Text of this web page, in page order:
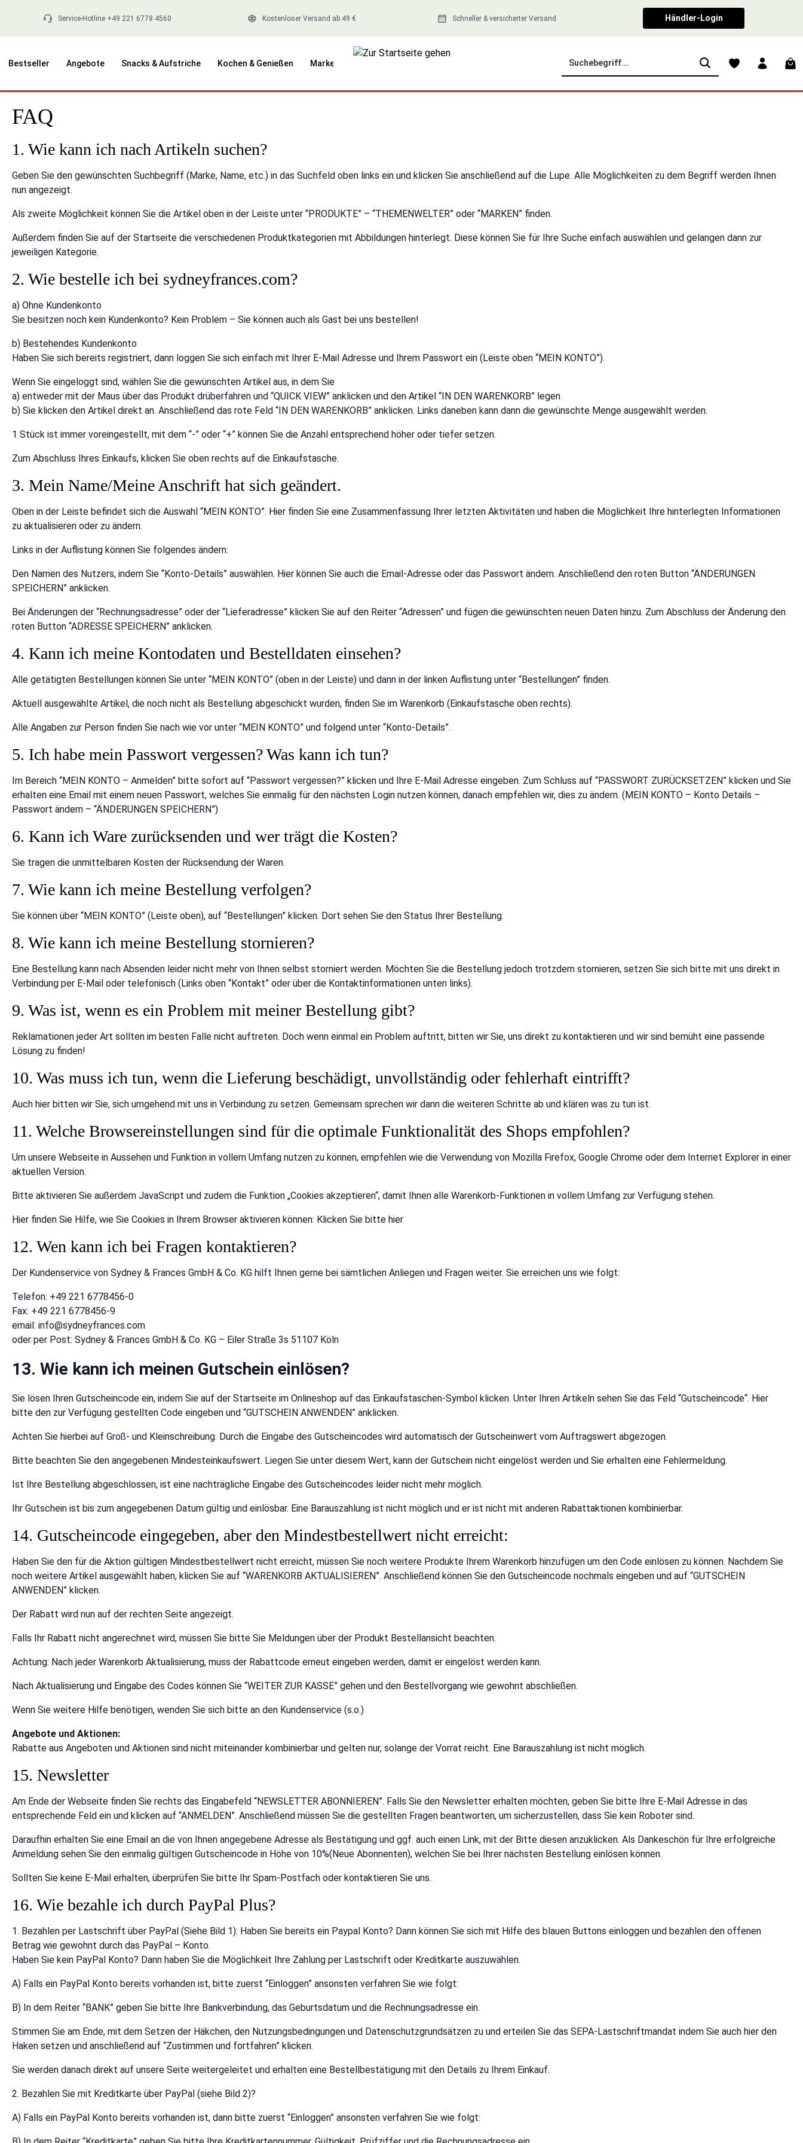
Zur Hauptnavigation springen
Service-Hotline +49 221 6778 4560 Kostenloser Versand ab 49 € Schneller & versicherter Versand Händler-Login
Bestseller Angebote Snacks & Aufstriche Kochen & Genießen Marken
FAQ
1. Wie kann ich nach Artikeln suchen?
Geben Sie den gewünschten Suchbegriff (Marke, Name, etc.) in das Suchfeld oben links ein und klicken Sie anschließend auf die Lupe. Alle Möglichkeiten zu dem Begriff werden Ihnen
nun angezeigt.
Als zweite Möglichkeit können Sie die Artikel oben in der Leiste unter “PRODUKTE” – “THEMENWELTER” oder “MARKEN” finden.
Außerdem finden Sie auf der Startseite die verschiedenen Produktkategorien mit Abbildungen hinterlegt. Diese können Sie für Ihre Suche einfach auswählen und gelangen dann zur
jeweiligen Kategorie.
2. Wie bestelle ich bei sydneyfrances.com?
a) Ohne Kundenkonto
Sie besitzen noch kein Kundenkonto? Kein Problem – Sie können auch als Gast bei uns bestellen!
b) Bestehendes Kundenkonto
Haben Sie sich bereits registriert, dann loggen Sie sich einfach mit Ihrer E-Mail Adresse und Ihrem Passwort ein (Leiste oben “MEIN KONTO”).
Wenn Sie eingeloggt sind, wählen Sie die gewünschten Artikel aus, in dem Sie
a) entweder mit der Maus über das Produkt drüberfahren und “QUICK VIEW” anklicken und den Artikel “IN DEN WARENKORB” legen
b) Sie klicken den Artikel direkt an. Anschließend das rote Feld “IN DEN WARENKORB” anklicken. Links daneben kann dann die gewünschte Menge ausgewählt werden.
1 Stück ist immer voreingestellt, mit dem “-” oder “+” können Sie die Anzahl entsprechend höher oder tiefer setzen.
Zum Abschluss Ihres Einkaufs, klicken Sie oben rechts auf die Einkaufstasche.
3. Mein Name/Meine Anschrift hat sich geändert.
Oben in der Leiste befindet sich die Auswahl “MEIN KONTO”. Hier finden Sie eine Zusammenfassung Ihrer letzten Aktivitäten und haben die Möglichkeit Ihre hinterlegten Informationen
zu aktualisieren oder zu ändern.
Links in der Auflistung können Sie folgendes ändern:
Den Namen des Nutzers, indem Sie “Konto-Details” auswählen. Hier können Sie auch die Email-Adresse oder das Passwort ändern. Anschließend den roten Button “ÄNDERUNGEN
SPEICHERN” anklicken.
Bei Änderungen der “Rechnungsadresse” oder der “Lieferadresse” klicken Sie auf den Reiter “Adressen” und fügen die gewünschten neuen Daten hinzu. Zum Abschluss der Änderung den
roten Button “ADRESSE SPEICHERN” anklicken.
4. Kann ich meine Kontodaten und Bestelldaten einsehen?
Alle getätigten Bestellungen können Sie unter “MEIN KONTO” (oben in der Leiste) und dann in der linken Auflistung unter “Bestellungen” finden.
Aktuell ausgewählte Artikel, die noch nicht als Bestellung abgeschickt wurden, finden Sie im Warenkorb (Einkaufstasche oben rechts).
Alle Angaben zur Person finden Sie nach wie vor unter “MEIN KONTO” und folgend unter “Konto-Details”.
5. Ich habe mein Passwort vergessen? Was kann ich tun?
Im Bereich “MEIN KONTO – Anmelden” bitte sofort auf “Passwort vergessen?” klicken und Ihre E-Mail Adresse eingeben. Zum Schluss auf “PASSWORT ZURÜCKSETZEN” klicken und Sie
erhalten eine Email mit einem neuen Passwort, welches Sie einmalig für den nächsten Login nutzen können, danach empfehlen wir, dies zu ändern. (MEIN KONTO – Konto Details –
Passwort ändern – “ÄNDERUNGEN SPEICHERN”)
6. Kann ich Ware zurücksenden und wer trägt die Kosten?
Sie tragen die unmittelbaren Kosten der Rücksendung der Waren.
7. Wie kann ich meine Bestellung verfolgen?
Sie können über “MEIN KONTO” (Leiste oben), auf “Bestellungen” klicken. Dort sehen Sie den Status Ihrer Bestellung.
8. Wie kann ich meine Bestellung stornieren?
Eine Bestellung kann nach Absenden leider nicht mehr von Ihnen selbst storniert werden. Möchten Sie die Bestellung jedoch trotzdem stornieren, setzen Sie sich bitte mit uns direkt in
Verbindung per E-Mail oder telefonisch (Links oben “Kontakt” oder über die Kontaktinformationen unten links).
9. Was ist, wenn es ein Problem mit meiner Bestellung gibt?
Reklamationen jeder Art sollten im besten Falle nicht auftreten. Doch wenn einmal ein Problem auftritt, bitten wir Sie, uns direkt zu kontaktieren und wir sind bemüht eine passende
Lösung zu finden!
10. Was muss ich tun, wenn die Lieferung beschädigt, unvollständig oder fehlerhaft eintrifft?
Auch hier bitten wir Sie, sich umgehend mit uns in Verbindung zu setzen. Gemeinsam sprechen wir dann die weiteren Schritte ab und klären was zu tun ist.
11. Welche Browsereinstellungen sind für die optimale Funktionalität des Shops empfohlen?
Um unsere Webseite in Aussehen und Funktion in vollem Umfang nutzen zu können, empfehlen wie die Verwendung von Mozilla Firefox, Google Chrome oder dem Internet Explorer in einer
aktuellen Version.
Bitte aktivieren Sie außerdem JavaScript und zudem die Funktion „Cookies akzeptieren“, damit Ihnen alle Warenkorb-Funktionen in vollem Umfang zur Verfügung stehen.
Hier finden Sie Hilfe, wie Sie Cookies in Ihrem Browser aktivieren können: Klicken Sie bitte hier
12. Wen kann ich bei Fragen kontaktieren?
Der Kundenservice von Sydney & Frances GmbH & Co. KG hilft Ihnen gerne bei sämtlichen Anliegen und Fragen weiter. Sie erreichen uns wie folgt:
Telefon: +49 221 6778456-0
Fax: +49 221 6778456-9
email: info@sydneyfrances.com
oder per Post: Sydney & Frances GmbH & Co. KG – Eiler Straße 3s 51107 Köln
13. Wie kann ich meinen Gutschein einlösen?
Sie lösen Ihren Gutscheincode ein, indem Sie auf der Startseite im Onlineshop auf das Einkaufstaschen-Symbol klicken. Unter Ihren Artikeln sehen Sie das Feld “Gutscheincode“. Hier
bitte den zur Verfügung gestellten Code eingeben und “GUTSCHEIN ANWENDEN” anklicken.
Achten Sie hierbei auf Groß- und Kleinschreibung. Durch die Eingabe des Gutscheincodes wird automatisch der Gutscheinwert vom Auftragswert abgezogen.
Bitte beachten Sie den angegebenen Mindesteinkaufswert. Liegen Sie unter diesem Wert, kann der Gutschein nicht eingelöst werden und Sie erhalten eine Fehlermeldung.
Ist Ihre Bestellung abgeschlossen, ist eine nachträgliche Eingabe des Gutscheincodes leider nicht mehr möglich.
Ihr Gutschein ist bis zum angegebenen Datum gültig und einlösbar. Eine Barauszahlung ist nicht möglich und er ist nicht mit anderen Rabattaktionen kombinierbar.
14. Gutscheincode eingegeben, aber den Mindestbestellwert nicht erreicht:
Haben Sie den für die Aktion gültigen Mindestbestellwert nicht erreicht, müssen Sie noch weitere Produkte Ihrem Warenkorb hinzufügen um den Code einlösen zu können. Nachdem Sie
noch weitere Artikel ausgewählt haben, klicken Sie auf “WARENKORB AKTUALISIEREN”. Anschließend können Sie den Gutscheincode nochmals eingeben und auf “GUTSCHEIN
ANWENDEN” klicken.
Der Rabatt wird nun auf der rechten Seite angezeigt.
Falls Ihr Rabatt nicht angerechnet wird, müssen Sie bitte Sie Meldungen über der Produkt Bestellansicht beachten.
Achtung: Nach jeder Warenkorb Aktualisierung, muss der Rabattcode erneut eingeben werden, damit er eingelöst werden kann.
Nach Aktualisierung und Eingabe des Codes können Sie “WEITER ZUR KASSE” gehen und den Bestellvorgang wie gewohnt abschließen.
Wenn Sie weitere Hilfe benötigen, wenden Sie sich bitte an den Kundenservice (s.o.)
Angebote und Aktionen:
Rabatte aus Angeboten und Aktionen sind nicht miteinander kombinierbar und gelten nur, solange der Vorrat reicht. Eine Barauszahlung ist nicht möglich.
15. Newsletter
Am Ende der Webseite finden Sie rechts das Eingabefeld “NEWSLETTER ABONNIEREN”. Falls Sie den Newsletter erhalten möchten, geben Sie bitte Ihre E-Mail Adresse in das
entsprechende Feld ein und klicken auf “ANMELDEN”. Anschließend müssen Sie die gestellten Fragen beantworten, um sicherzustellen, dass Sie kein Roboter sind.
Daraufhin erhalten Sie eine Email an die von Ihnen angegebene Adresse als Bestätigung und ggf. auch einen Link, mit der Bitte diesen anzuklicken. Als Dankeschön für Ihre erfolgreiche
Anmeldung sehen Sie den einmalig gültigen Gutscheincode in Höhe von 10%(Neue Abonnenten), welchen Sie bei Ihrer nächsten Bestellung einlösen können.
Sollten Sie keine E-Mail erhalten, überprüfen Sie bitte Ihr Spam-Postfach oder kontaktieren Sie uns.
16. Wie bezahle ich durch PayPal Plus?
1. Bezahlen per Lastschrift über PayPal (Siehe Bild 1): Haben Sie bereits ein Paypal Konto? Dann können Sie sich mit Hilfe des blauen Buttons einloggen und bezahlen den offenen
Betrag wie gewohnt durch das PayPal – Konto.
Haben Sie kein PayPal Konto? Dann haben Sie die Möglichkeit Ihre Zahlung per Lastschrift oder Kreditkarte auszuwählen.
A) Falls ein PayPal Konto bereits vorhanden ist, bitte zuerst “Einloggen” ansonsten verfahren Sie wie folgt:
B) In dem Reiter “BANK” geben Sie bitte Ihre Bankverbindung, das Geburtsdatum und die Rechnungsadresse ein.
Stimmen Sie am Ende, mit dem Setzen der Häkchen, den Nutzungsbedingungen und Datenschutzgrundsätzen zu und erteilen Sie das SEPA-Lastschriftmandat indem Sie auch hier den
Haken setzen und anschließend auf “Zustimmen und fortfahren” klicken.
Sie werden danach direkt auf unsere Seite weitergeleitet und erhalten eine Bestellbestätigung mit den Details zu Ihrem Einkauf.
2. Bezahlen Sie mit Kreditkarte über PayPal (siehe Bild 2)?
A) Falls ein PayPal Konto bereits vorhanden ist, dann bitte zuerst “Einloggen” ansonsten verfahren Sie wie folgt: